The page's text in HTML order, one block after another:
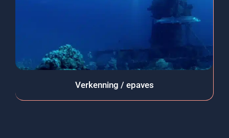
Verkenning / epaves